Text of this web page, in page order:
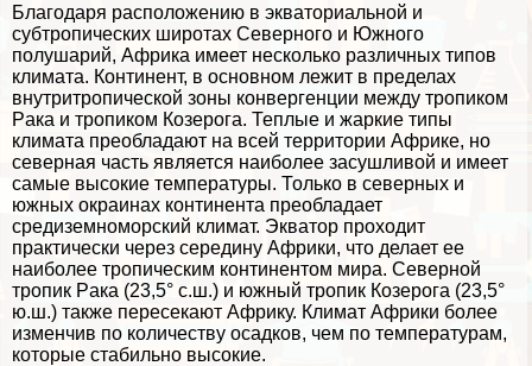
Благодаря расположению в экваториальной и
субтропических широтах Северного и Южного
полушарий, Африка имеет несколько различных типов
климата. Континент, в основном лежит в пределах
внутритропической зоны конвергенции между тропиком
Paка и тропиком Козерога. Теплые и жаркие типы
климата преобладают на всей территории Африке, но
северная часть является наиболее засушливой и имеет
самые высокие температуры. Только в северных и
южных окраинах континента преобладает
средиземноморский климат. Экватор проходит
пpaктически через середину Африки, что делает ее
наиболее тропическим континентом мира. Северной
тропик Paка (23,5° с.ш.) и южный тропик Козерога (23,5°
ю.ш.) также пересекают Африку. Климат Африки более
изменчив по количеству осадков, чем по температурам,
которые стабильно высокие.